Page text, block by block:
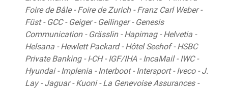
Foire de Bâle - Foire de Zurich - Franz Carl Weber -
Füst - GCC - Geiger - Geilinger - Genesis
Communication - Grässlin - Hapimag - Helvetia -
Helsana - Hewlett Packard - Hôtel Seehof - HSBC
Private Banking - I-CH - IGF/IHA - IncaMail - IWC -
Hyundai - Implenia - Interboot - Intersport - Iveco - J.
Lay - Jaguar - Kuoni - La Genevoise Assurances -